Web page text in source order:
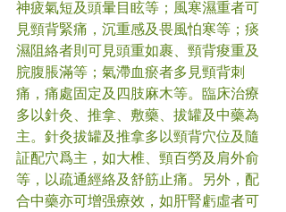
神疲氣短及頭暈目眩等；風寒濕重者可
見頸背緊痛，沉重感及畏風怕寒等；痰
濕阻絡者則可見頭重如裹、頸背痠重及
脘腹脹滿等；氣滯血瘀者多見頸背刺
痛，痛處固定及四肢麻木等。臨床治療
多以針灸、推拿、敷藥、拔罐及中藥為
主。針灸拔罐及推拿多以頸背穴位及隨
証配穴爲主，如大椎、頸百勞及肩外俞
等，以疏通經絡及舒筋止痛。另外，配
合中藥亦可增强療效，如肝腎虧虛者可